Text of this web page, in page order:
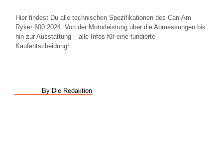
Hier findest Du alle technischen Spezifikationen des Can-Am
Ryker 600 2024. Von der Motorleistung über die Abmessungen bis
hin zur Ausstattung – alle Infos für eine fundierte
Kaufentscheidung!
By Die Redaktion